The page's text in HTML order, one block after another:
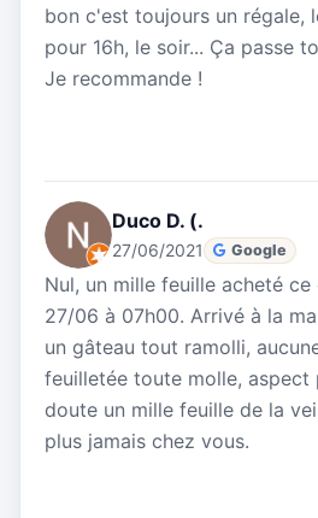
bon c'est toujours un régale,
pour 16h, le soir... Ça passe
Je recommande !
Duco D. (.
27/06/2021 Google
Nul, un mille feuille acheté
27/06 à 07h00. Arrivé à la
un gâteau tout ramolli,
feuilletée toute molle, aspect
doute un mille feuille de la
plus jamais chez vous.